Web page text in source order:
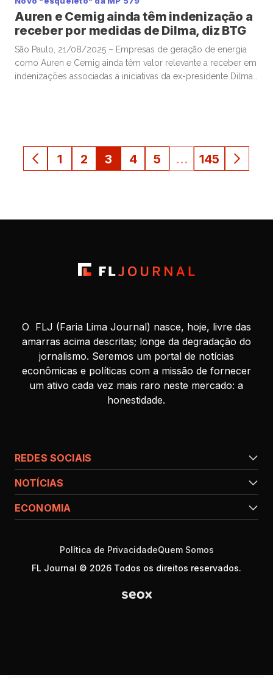
Auren e Cemig ainda têm indenização a
receber por medidas de Dilma, diz BTG
São Paulo, 21/08/2025 – Empresas de geração de energia
como Auren e Cemig ainda têm valor relevante a receber em
indenizações associadas a iniciativas da ex-presidente Dilma
1 2 3 4 5 … 145
O FLJ (Faria Lima Journal) nasce, hoje, livre das
amarras acima descritas; longe da degradação do
jornalismo. Seremos um portal de notícias
econômicas e políticas com a missão de fornecer
um ativo cada vez mais raro neste mercado: a
honestidade.
REDES SOCIAIS
NOTÍCIAS
ECONOMIA
FL Journal © 2026 Todos os direitos reservados.
Política de PrivacidadeQuem Somos